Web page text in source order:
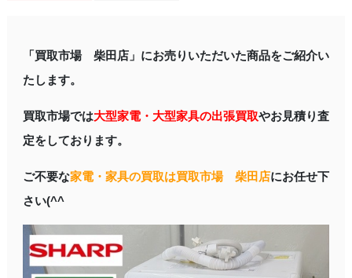
「買取市場 柴田店」にお売りいただいた商品をご紹介い
たします。
買取市場では大型家電・大型家具の出張買取やお見積り査
定をしております。
ご不要な家電・家具の買取は買取市場 柴田店にお任せ下
さい(^^